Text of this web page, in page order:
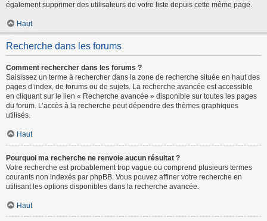
également supprimer des utilisateurs de votre liste depuis cette même page.
Haut
Recherche dans les forums
Comment rechercher dans les forums ?
Saisissez un terme à rechercher dans la zone de recherche située en haut des
pages d’index, de forums ou de sujets. La recherche avancée est accessible
en cliquant sur le lien « Recherche avancée » disponible sur toutes les pages
du forum. L’accès à la recherche peut dépendre des thèmes graphiques
utilisés.
Haut
Pourquoi ma recherche ne renvoie aucun résultat ?
Votre recherche est probablement trop vague ou comprend plusieurs termes
courants non indexés par phpBB. Vous pouvez affiner votre recherche en
utilisant les options disponibles dans la recherche avancée.
Haut